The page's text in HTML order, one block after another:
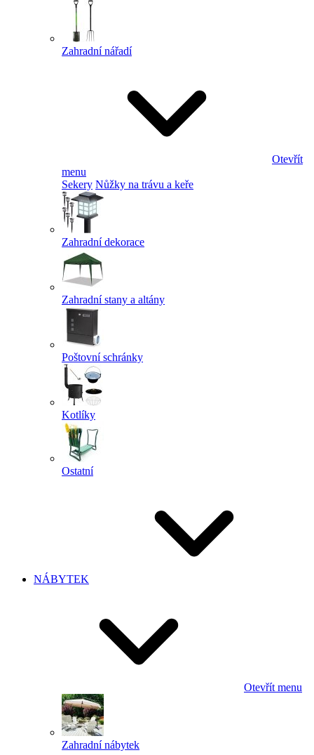
Zahradní nářadí
Otevřít
menu
Sekery Nůžky na trávu a keře
Zahradní dekorace
Zahradní stany a altány
Poštovní schránky
Kotlíky
Ostatní
NÁBYTEK
Otevřít menu
Zahradní nábytek